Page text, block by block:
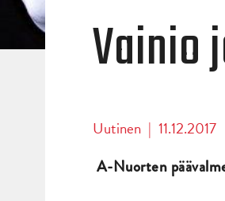
Vainio
Uutinen | 11.12.2017
A-Nuorten